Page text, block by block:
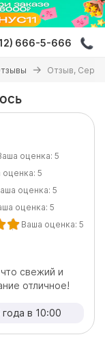
666-5-666
Отзыв,
оценка: 5
оценка: 5
оценка: 5
оценка: 5
Ваша оценка: 5
свежий и
отличное!
в 10:00